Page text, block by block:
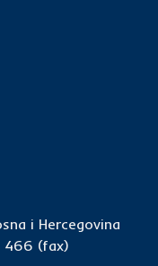
i Hercegovina
466 (fax)